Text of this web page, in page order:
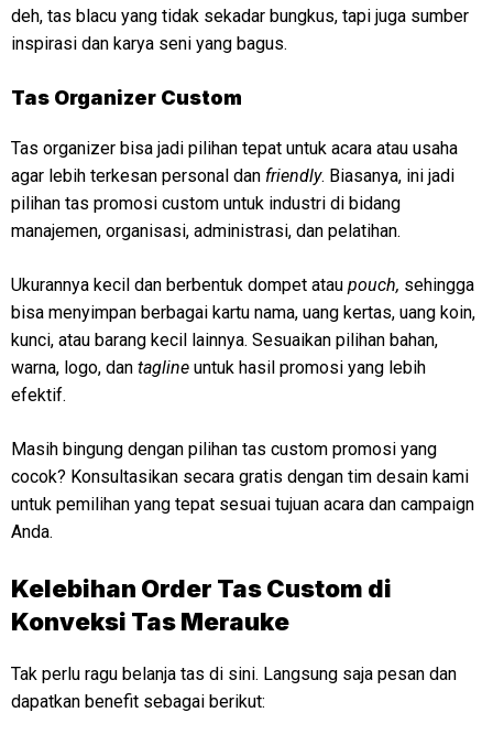
deh, tas blacu yang tidak sekadar bungkus, tapi juga sumber
inspirasi dan karya seni yang bagus.
Tas Organizer Custom
Tas organizer bisa jadi pilihan tepat untuk acara atau usaha
agar lebih terkesan personal dan friendly. Biasanya, ini jadi
pilihan tas promosi custom untuk industri di bidang
manajemen, organisasi, administrasi, dan pelatihan.
Ukurannya kecil dan berbentuk dompet atau pouch, sehingga
bisa menyimpan berbagai kartu nama, uang kertas, uang koin,
kunci, atau barang kecil lainnya. Sesuaikan pilihan bahan,
warna, logo, dan tagline untuk hasil promosi yang lebih
efektif.
Masih bingung dengan pilihan tas custom promosi yang
cocok? Konsultasikan secara gratis dengan tim desain kami
untuk pemilihan yang tepat sesuai tujuan acara dan campaign
Anda.
Kelebihan Order Tas Custom di
Konveksi Tas Merauke
Tak perlu ragu belanja tas di sini. Langsung saja pesan dan
dapatkan benefit sebagai berikut: